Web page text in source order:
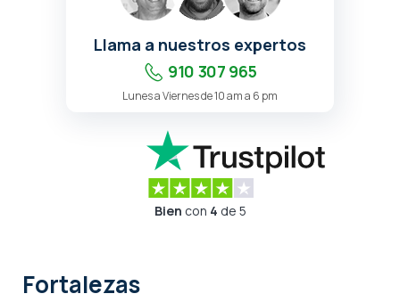
Llama a nuestros expertos
910 307 965
Lunes a Viernes de 10 am a 6 pm
Bien con 4 de 5
Fortalezas